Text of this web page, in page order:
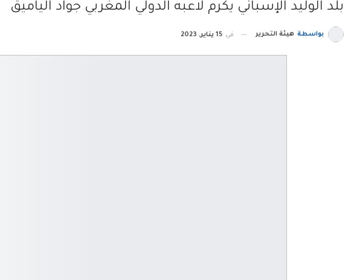
بلد الوليد الإسباني يكرم لاعبه الدولي المغربي جواد الياميق
بواسطة هيئة التحرير في 15 يناير, 2023